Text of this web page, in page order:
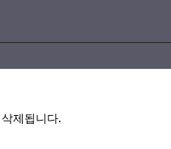
제됩니다.